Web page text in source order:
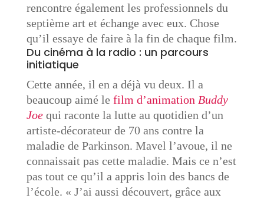
rencontre également les professionnels du
septième art et échange avec eux. Chose
qu’il essaye de faire à la fin de chaque film.
Du cinéma à la radio : un parcours
initiatique
Cette année, il en a déjà vu deux. Il a
beaucoup aimé le film d’animation Buddy
Joequi raconte la lutte au quotidien d’un
artiste-décorateur de 70 ans contre la
maladie de Parkinson. Mavel l’avoue, il ne
connaissait pas cette maladie. Mais ce n’est
pas tout ce qu’il a appris loin des bancs de
l’école. « ​J’ai aussi découvert, grâce aux